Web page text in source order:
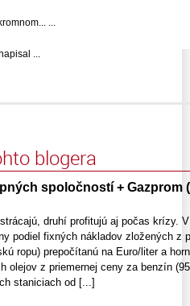
...
...
blogera
spoločností + Gazprom
druhí profitujú aj počas krízy.
podiel fixných nákladov zložených z
ropu) prepočítanú na Euro/liter a
olejov z priemernej ceny za benzín
staniciach od [...]